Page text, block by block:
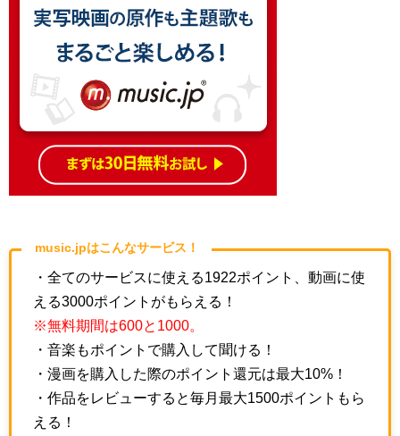
music.jpはこんなサービス！
・全てのサービスに使える1922ポイント、動画に使
える3000ポイントがもらえる！
※無料期間は600と1000。
・音楽もポイントで購入して聞ける！
・漫画を購入した際のポイント還元は最大10%！
・作品をレビューすると毎月最大1500ポイントもら
える！